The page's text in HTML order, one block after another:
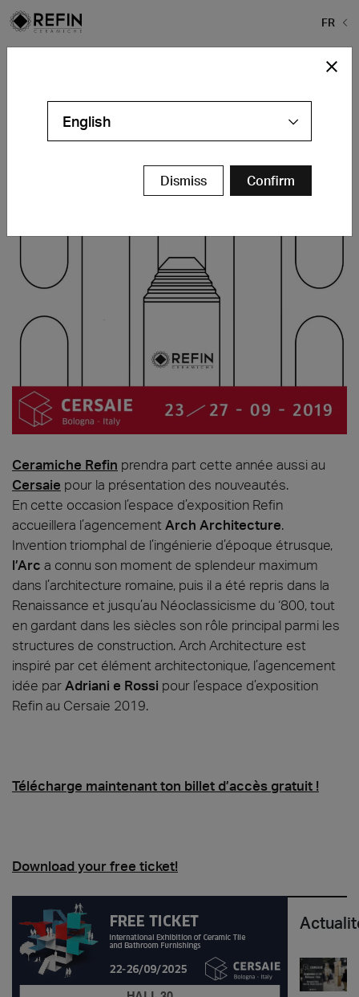
FR
BolognaFiere, Bologna
Ceramiche Refin prendra part cette année aussi au
Cersaie pour la présentation des nouveautés.
En cette occasion l’espace d’exposition Refin
accueillera l’agencement Arch Architecture.
Invention triomphal de l’ingénierie d’époque étrusque,
l’Arc a connu son moment de splendeur maximum
dans l’architecture romaine, puis il a été repris dans la
Renaissance et jusqu’au Néoclassicisme du ‘800, tout
en gardant dans les siècles son rôle principal parmi les
structures de construction. Arch Architecture est
inspiré par cet élément architectonique, l’agencement
idée parAdriani e Rossi pour l’espace d’exposition
Refin au Cersaie 2019.
Télécharge maintenant ton billet d’accès gratuit !
Download your free ticket!
English
Dismiss Confirm